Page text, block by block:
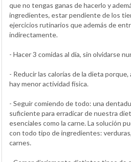
que no tengas ganas de hacerlo y
ingredientes, estar pendiente de los
ejercicios rutinarios que además de
indirectamente.
- Hacer 3 comidas al día, sin olvidarse
- Reducir las calorías de la dieta
hay menor actividad física.
- Seguir comiendo de todo: una
suficiente para erradicar de nuestra
esenciales como la carne. La solución
con todo tipo de ingredientes:
carnes.